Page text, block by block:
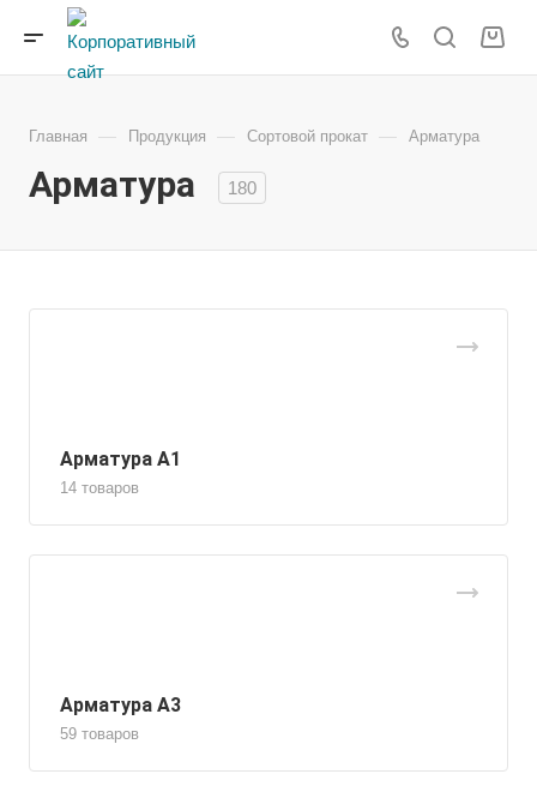
Главная — Продукция — Сортовой прокат — Арматура
Арматура 180
Арматура А1
14 товаров
Арматура А3
59 товаров